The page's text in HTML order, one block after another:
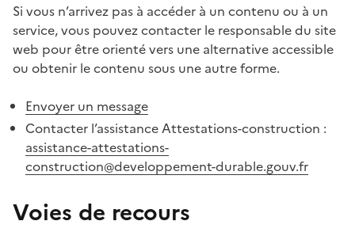
Si vous n’arrivez pas à accéder à un contenu ou à un
service, vous pouvez contacter le responsable du site
web pour être orienté vers une alternative accessible
ou obtenir le contenu sous une autre forme.
Envoyer un message
Contacter l’assistance Attestations-construction :
assistance-attestations-
construction@developpement-durable.gouv.fr
Voies de recours